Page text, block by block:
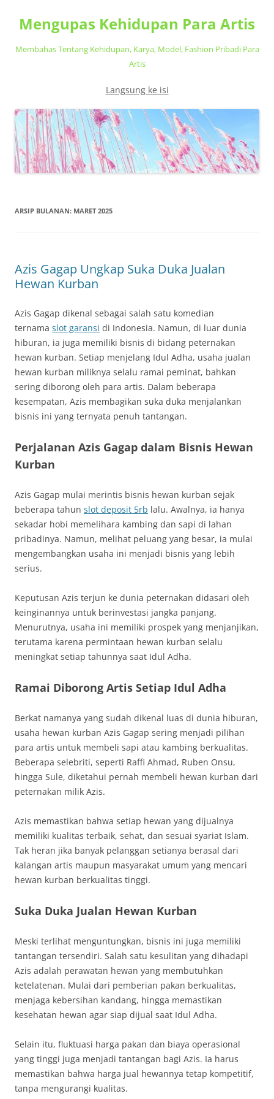
Mengupas Kehidupan Para Artis
Membahas Tentang Kehidupan, Karya, Model, Fashion Pribadi Para
Artis
Langsung ke isi
ARSIP BULANAN: MARET 2025
Azis Gagap Ungkap Suka Duka Jualan
Hewan Kurban
Azis Gagap dikenal sebagai salah satu komedian
ternama slot garansi di Indonesia. Namun, di luar dunia
hiburan, ia juga memiliki bisnis di bidang peternakan
hewan kurban. Setiap menjelang Idul Adha, usaha jualan
hewan kurban miliknya selalu ramai peminat, bahkan
sering diborong oleh para artis. Dalam beberapa
kesempatan, Azis membagikan suka duka menjalankan
bisnis ini yang ternyata penuh tantangan.
Perjalanan Azis Gagap dalam Bisnis Hewan
Kurban
Azis Gagap mulai merintis bisnis hewan kurban sejak
beberapa tahun slot deposit 5rb lalu. Awalnya, ia hanya
sekadar hobi memelihara kambing dan sapi di lahan
pribadinya. Namun, melihat peluang yang besar, ia mulai
mengembangkan usaha ini menjadi bisnis yang lebih
serius.
Keputusan Azis terjun ke dunia peternakan didasari oleh
keinginannya untuk berinvestasi jangka panjang.
Menurutnya, usaha ini memiliki prospek yang menjanjikan,
terutama karena permintaan hewan kurban selalu
meningkat setiap tahunnya saat Idul Adha.
Ramai Diborong Artis Setiap Idul Adha
Berkat namanya yang sudah dikenal luas di dunia hiburan,
usaha hewan kurban Azis Gagap sering menjadi pilihan
para artis untuk membeli sapi atau kambing berkualitas.
Beberapa selebriti, seperti Raffi Ahmad, Ruben Onsu,
hingga Sule, diketahui pernah membeli hewan kurban dari
peternakan milik Azis.
Azis memastikan bahwa setiap hewan yang dijualnya
memiliki kualitas terbaik, sehat, dan sesuai syariat Islam.
Tak heran jika banyak pelanggan setianya berasal dari
kalangan artis maupun masyarakat umum yang mencari
hewan kurban berkualitas tinggi.
Suka Duka Jualan Hewan Kurban
Meski terlihat menguntungkan, bisnis ini juga memiliki
tantangan tersendiri. Salah satu kesulitan yang dihadapi
Azis adalah perawatan hewan yang membutuhkan
ketelatenan. Mulai dari pemberian pakan berkualitas,
menjaga kebersihan kandang, hingga memastikan
kesehatan hewan agar siap dijual saat Idul Adha.
Selain itu, fluktuasi harga pakan dan biaya operasional
yang tinggi juga menjadi tantangan bagi Azis. Ia harus
memastikan bahwa harga jual hewannya tetap kompetitif,
tanpa mengurangi kualitas.